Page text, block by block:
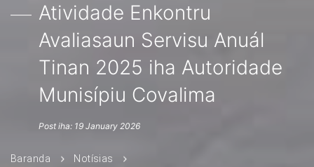
Atividade Enkontru
Avaliasaun Servisu Anuál
Tinan 2025 iha Autoridade
Munisípiu Covalima
Post iha: 19 January 2026
Baranda
Notísias